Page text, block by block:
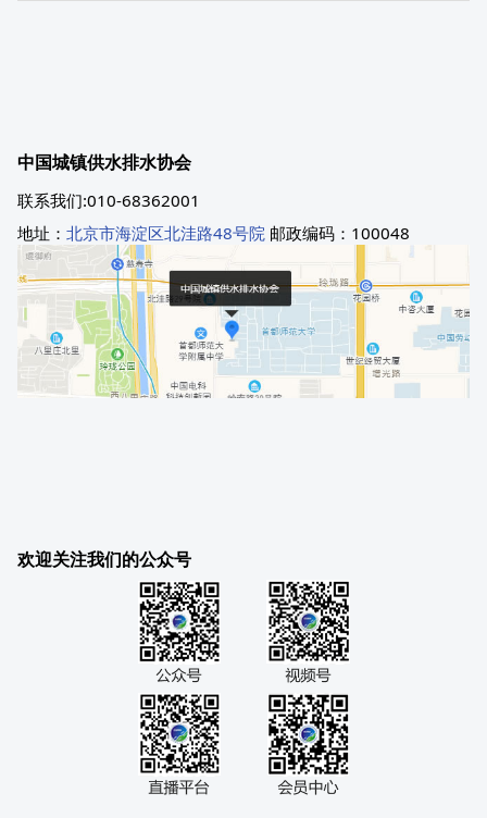
中国城镇供水排水协会
联系我们:010-68362001
地址： 北京市海淀区北洼路48号院 邮政编码：100048
欢迎关注我们的公众号